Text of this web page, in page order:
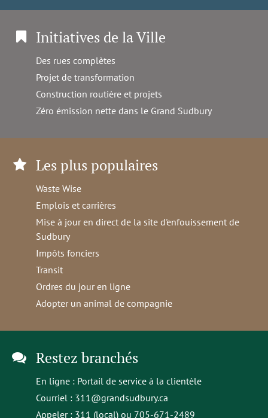
Initiatives de la Ville
Des rues complètes
Projet de transformation
Construction routière et projets
Zéro émission nette dans le Grand Sudbury
Les plus populaires
Waste Wise
Emplois et carrières
Mise à jour en direct de la site d'enfouissement de
Sudbury
Impôts fonciers
Transit
Ordres du jour en ligne
Adopter un animal de compagnie
Restez branchés
En ligne : Portail de service à la clientèle
Courriel : 311@grandsudbury.ca
Appeler : 311 (local) ou 705-671-2489